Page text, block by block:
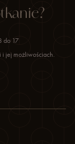
do 17
jej możliwościach.